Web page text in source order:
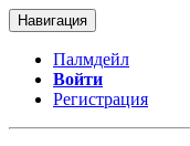
Навигация
Палмдейл
Войти
Регистрация